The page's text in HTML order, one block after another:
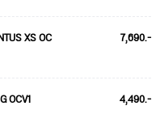
XS OC 7,690.-
OCV1 4,490.-